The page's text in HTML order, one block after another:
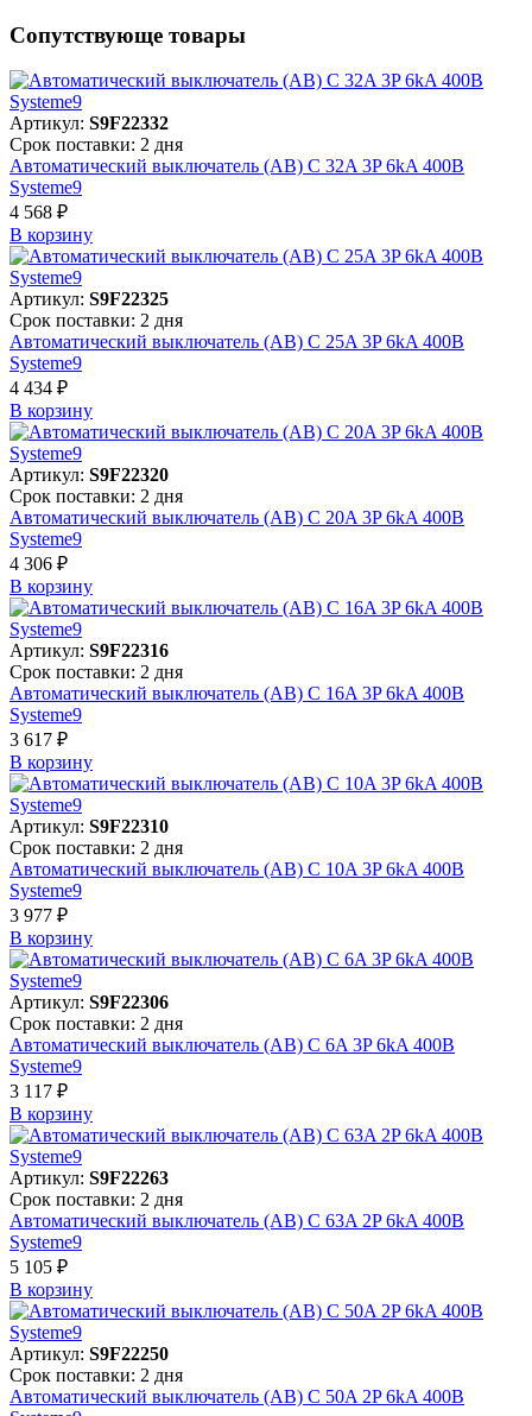
Сопутствующе товары
Артикул: S9F22332
Срок поставки: 2 дня
Автоматический выключатель (АВ) C 32A 3P 6kA 400В
Systeme9
4 568 ₽
В корзинy
Артикул: S9F22325
Срок поставки: 2 дня
Автоматический выключатель (АВ) C 25A 3P 6kA 400В
Systeme9
4 434 ₽
В корзинy
Артикул: S9F22320
Срок поставки: 2 дня
Автоматический выключатель (АВ) C 20A 3P 6kA 400В
Systeme9
4 306 ₽
В корзинy
Артикул: S9F22316
Срок поставки: 2 дня
Автоматический выключатель (АВ) C 16A 3P 6kA 400В
Systeme9
3 617 ₽
В корзинy
Артикул: S9F22310
Срок поставки: 2 дня
Автоматический выключатель (АВ) C 10A 3P 6kA 400В
Systeme9
3 977 ₽
В корзинy
Артикул: S9F22306
Срок поставки: 2 дня
Автоматический выключатель (АВ) C 6A 3P 6kA 400В
Systeme9
3 117 ₽
В корзинy
Артикул: S9F22263
Срок поставки: 2 дня
Автоматический выключатель (АВ) C 63A 2P 6kA 400В
Systeme9
5 105 ₽
В корзинy
Артикул: S9F22250
Срок поставки: 2 дня
Автоматический выключатель (АВ) C 50A 2P 6kA 400В